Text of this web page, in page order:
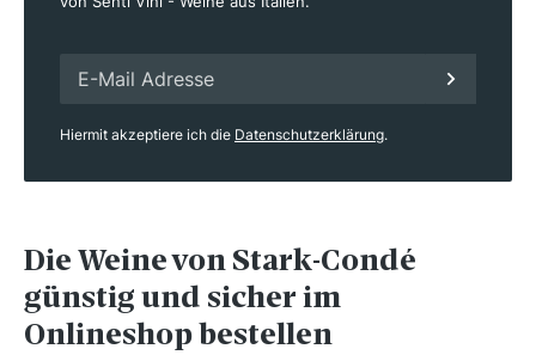
Hiermit akzeptiere ich die Datenschutzerklärung.
Die Weine von Stark-Condé
günstig und sicher im
Onlineshop bestellen